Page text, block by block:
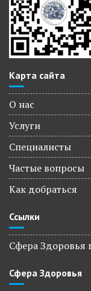
Карта сайта
О нас
Услуги
Специалисты
Частые вопросы
Как добраться
Ссылки
Сфера Здоровья
Сфера Здоровья